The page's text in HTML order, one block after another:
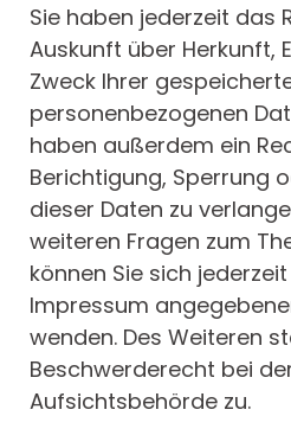
Sie haben jederzeit das
Auskunft über Herkunft,
Zweck Ihrer
personenbezogenen
haben außerdem ein
Berichtigung, Sperrung
dieser Daten zu
weiteren Fragen zum
können Sie sich
Impressum
wenden. Des Weiteren
Beschwerderecht bei
Aufsichtsbehörde zu.